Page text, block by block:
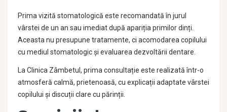
Prima vizită stomatologică este recomandată în jurul
vârstei de un an sau imediat după apariția primilor dinți.
Aceasta nu presupune tratamente, ci acomodarea copilului
cu mediul stomatologic și evaluarea dezvoltării dentare.
La Clinica Zâmbetul, prima consultație este realizată într-o
atmosferă calmă, prietenoasă, cu explicații adaptate vârstei
copilului și discuții clare cu părinții.